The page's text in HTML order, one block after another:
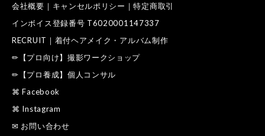
会社概要｜キャンセルポリシー｜特定商取引
インボイス登録番号 T6020001147337
RECRUIT｜着付ヘアメイク・アルバム制作
✏【プロ向け】撮影ワークショップ
✏【プロ養成】個人コンサル
⌘ Facebook
⌘ Instagram
✉ お問い合わせ